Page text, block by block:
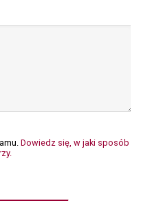
Dowiedz się, w jaki sposób